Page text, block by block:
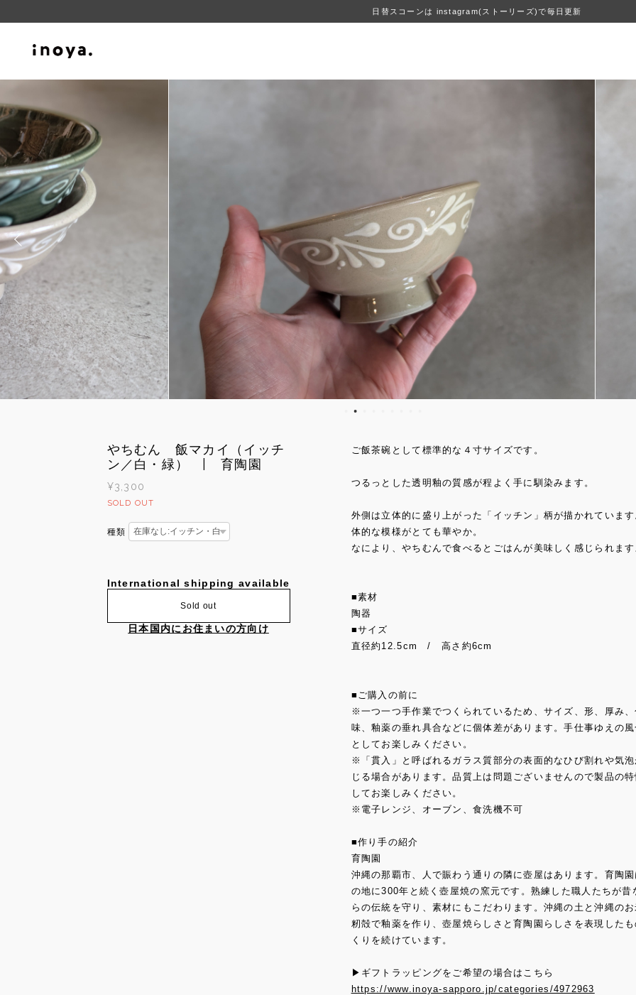
日替スコーンは instagram(ストーリーズ)で毎日更新
やちむん 飯マカイ（イッチ
ン／白・緑） | 育陶園
¥3,300
SOLD OUT
種類
International shipping available
Sold out
日本国内にお住まいの方向け
ご飯茶碗として標準的な４寸サイズです。
つるっとした透明釉の質感が程よく手に馴染みます。
外側は立体的に盛り上がった「イッチン」柄が描かれていま
体的な模様がとても華やか。
なにより、やちむんで食べるとごはんが美味しく感じられま
■素材
陶器
■サイズ
直径約12.5cm / 高さ約6cm
■ご購入の前に
※一つ一つ手作業でつくられているため、サイズ、形、厚み
味、釉薬の垂れ具合などに個体差があります。手仕事ゆえの
としてお楽しみください。
※「貫入」と呼ばれるガラス質部分の表面的なひび割れや気
じる場合があります。品質上は問題ございませんので製品の
してお楽しみください。
※電子レンジ、オーブン、食洗機不可
■作り手の紹介
育陶園
沖縄の那覇市、人で賑わう通りの隣に壺屋はあります。育陶
の地に300年と続く壺屋焼の窯元です。熟練した職人たちが昔
らの伝統を守り、素材にもこだわります。沖縄の土と沖縄の
籾殻で釉薬を作り、壺屋焼らしさと育陶園らしさを表現した
くりを続けています。
▶ギフトラッピングをご希望の場合はこちら
https://www.inoya-sapporo.jp/categories/4972963